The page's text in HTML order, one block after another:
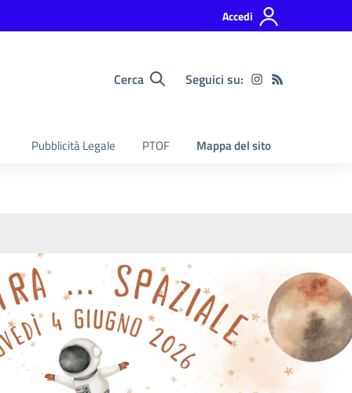
Accedi
Cerca Seguici su:
Pubblicità Legale PTOF Mappa del sito